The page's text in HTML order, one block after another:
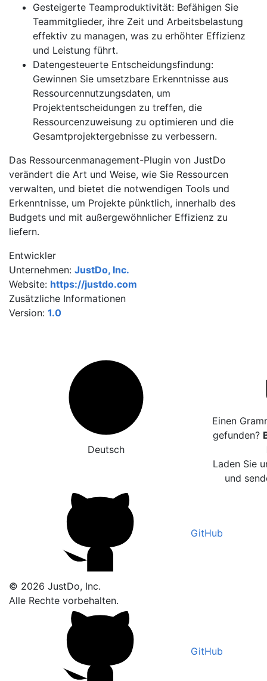
Gesteigerte Teamproduktivität: Befähigen Sie
Teammitglieder, ihre Zeit und Arbeitsbelastung
effektiv zu managen, was zu erhöhter Effizienz
und Leistung führt.
Datengesteuerte Entscheidungsfindung:
Gewinnen Sie umsetzbare Erkenntnisse aus
Ressourcennutzungsdaten, um
Projektentscheidungen zu treffen, die
Ressourcenzuweisung zu optimieren und die
Gesamtprojektergebnisse zu verbessern.
Das Ressourcenmanagement-Plugin von JustDo
verändert die Art und Weise, wie Sie Ressourcen
verwalten, und bietet die notwendigen Tools und
Erkenntnisse, um Projekte pünktlich, innerhalb des
Budgets und mit außergewöhnlicher Effizienz zu
liefern.
Entwickler
Unternehmen: JustDo, Inc.
Website: https://justdo.com
Zusätzliche Informationen
Version: 1.0
Deutsch
Einen
gefunden?
Laden Sie
und
GitHub
© 2026 JustDo, Inc.
Alle Rechte vorbehalten.
GitHub